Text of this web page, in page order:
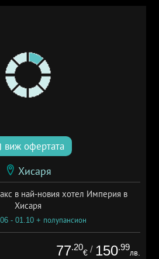
виж офертата
Хисаря
в най-новия хотел Империя в
Хисаря
- 01.10 + полупансион
77.20
€ / 150.99
лв.